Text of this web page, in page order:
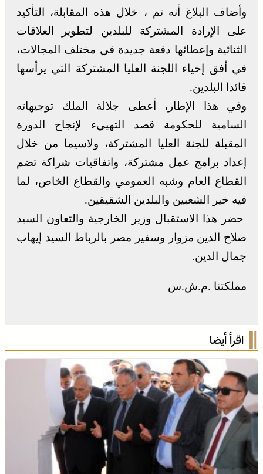
وأضاف البلاغ أنه تم ، خلال هذه المقابلة، التأكيد
على الإرادة المشتركة للبلدين لتطوير العلاقات
الثنائية وإعطائها دفعة جديدة في مختلف المجالات،
في أفق إحياء اللجنة العليا المشتركة التي يرأسها
قائدا البلدين.
وفي هذا الإطار، أعطى جلالة الملك توجيهاته
السامية للحكومة قصد التهييء لإنجاح الدورة
المقبلة للجنة العليا المشتركة، ولاسيما من خلال
إعداد برامج عمل مشتركة، واتفاقيات شراكة تضم
القطاع العام وشبه العمومي والقطاع الخاص، لما
فيه خير الشعبين والبلدين الشقيقين.
حضر هذا الاستقبال وزير الخارجية والتعاون السيد
صلاح الدين مزوار وسفير مصر بالرباط السيد إيهاب
جمال الدين.
مملكتنا .م.ش.س
اقرأ أيضا